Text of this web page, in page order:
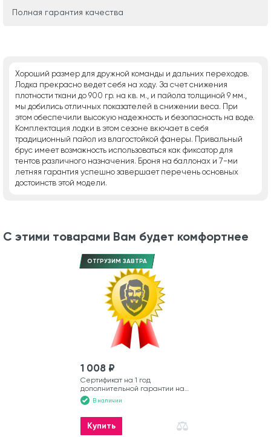
Полная гарантия качества
Хороший размер для дружной команды и дальних переходов.
Лодка прекрасно ведет себя на ходу. За счет снижения
плотности ткани до 900 гр. на кв. м., и пайола толщиной 9 мм.,
мы добились отличных показателей в снижении веса. При
этом обеспечили высокую надежность и безопасность на воде.
Комплектация лодки в этом сезоне вкючает в себя
традиционный пайол из влагостойкой фанеры. Привальный
брус имеет возможность использоваться как фиксатор для
тентов различного назначения. Броня на баллонах и 7-ми
летняя гарантия успешно завершает перечень основных
достоинств этой модели.
С этими товарами Вам будет комфортнее
ОТГРУЗИМ ЗАВТРА
1 008 ₽
Сертификат на 1 год
дополнительной гарантии на
моторную лодку
В наличии
Купить